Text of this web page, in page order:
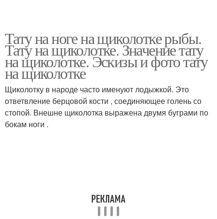
Тату на ноге на щиколотке рыбы.
Тату на щиколотке. Значение тату
на щиколотке. Эскизы и фото тату
на щиколотке
Щиколотку в народе часто именуют лодыжкой. Это
ответвление берцовой кости , соединяющее голень со
стопой. Внешне щиколотка выражена двумя буграми по
бокам ноги .